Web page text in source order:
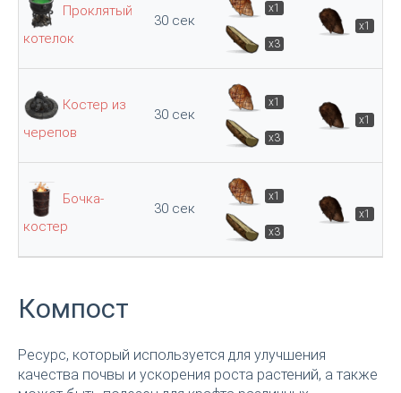
Проклятый
котелок
30 сек
x1
x3
x1
Костер из
черепов
30 сек
x1
x3
x1
Бочка-
костер
30 сек
x1
x3
x1
Компост
Ресурс, который используется для улучшения
качества почвы и ускорения роста растений, а также